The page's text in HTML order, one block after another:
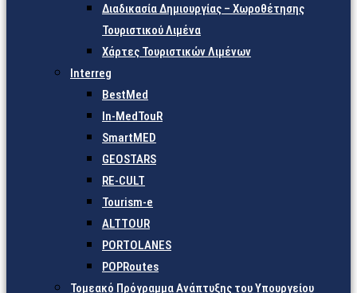
Διαδικασία Δημιουργίας – Χωροθέτησης
Τουριστικού Λιμένα
Χάρτες Τουριστικών Λιμένων
Interreg
BestMed
In-MedTouR
SmartMED
GEOSTARS
RE-CULT
Tourism-e
ALTTOUR
PORTOLANES
POPRoutes
Τομεακό Πρόγραμμα Ανάπτυξης του Υπουργείου